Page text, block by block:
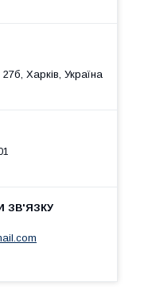
Харків, Україна